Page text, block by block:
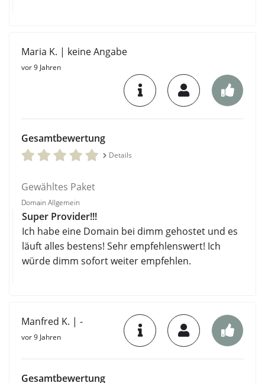
Maria K. | keine Angabe
vor 9 Jahren
Gesamtbewertung
Details
Gewähltes Paket
Domain Allgemein
Super Provider!!!
Ich habe eine Domain bei dimm gehostet und es
läuft alles bestens! Sehr empfehlenswert! Ich
würde dimm sofort weiter empfehlen.
Manfred K. | -
vor 9 Jahren
Gesamtbewertung